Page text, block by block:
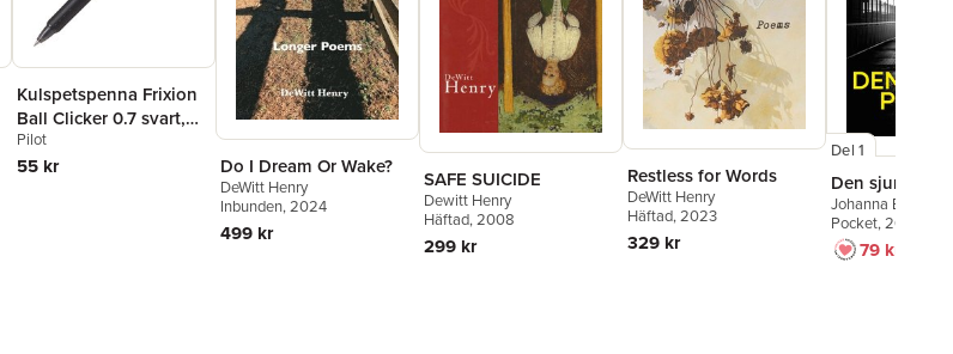
Kulspetspenna Frixion
Ball Clicker 0.7 svart,
raderbar
Pilot
55 kr Do I Dream Or Wake?
DeWitt Henry
Inbunden, 2024
499 kr
SAFE SUICIDE
Dewitt Henry
Häftad, 2008
299 kr
Restless for Words
DeWitt Henry
Häftad, 2023
329 kr
Del 1
Den sjunde
Johanna
Pocket, 2026
79 kr